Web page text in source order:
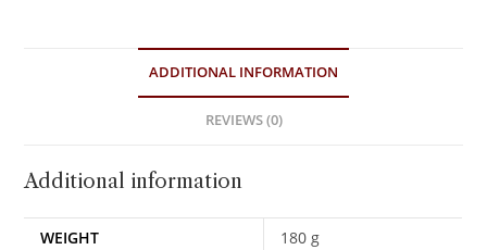
ADDITIONAL INFORMATION
REVIEWS (0)
Additional information
WEIGHT
180 g